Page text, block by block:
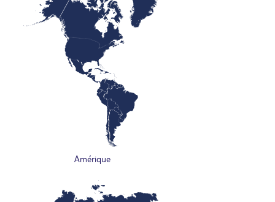
Amérique